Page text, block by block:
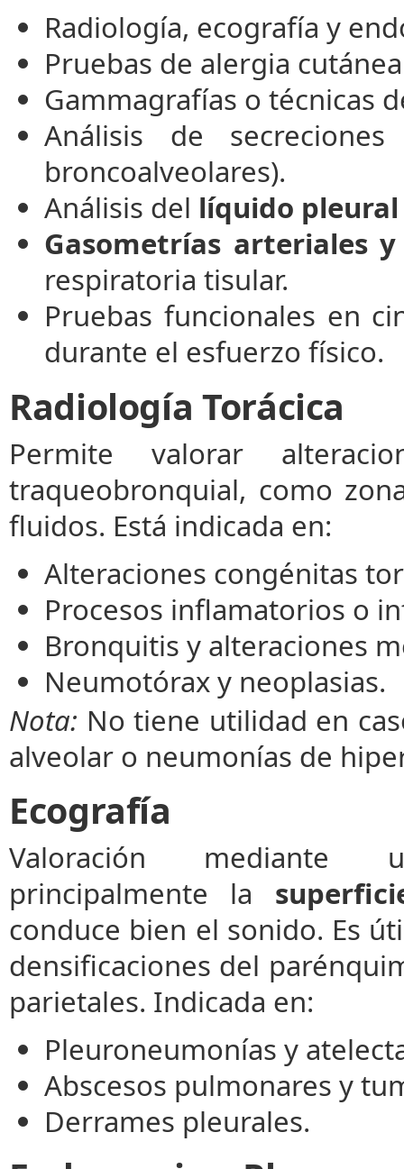
Radiología, ecografía y
Pruebas de alergia
Gammagrafías o técnicas
Análisis de
broncoalveolares).
Análisis del líquido pleural
Gasometrías arteriales y
respiratoria tisular.
Pruebas funcionales en
durante el esfuerzo físico.
Radiología Torácica
Permite valorar
traqueobronquial, como
fluidos. Está indicada en:
Alteraciones congénitas
Procesos inflamatorios o
Bronquitis y alteraciones
Neumotórax y neoplasias.
Nota: No tiene utilidad en
alveolar o neumonías de
Ecografía
Valoración mediante
principalmente la
conduce bien el sonido. Es
densificaciones del
parietales. Indicada en:
Pleuroneumonías y
Abscesos pulmonares y
Derrames pleurales.